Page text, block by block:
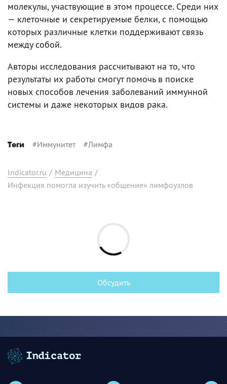
молекулы, участвующие в этом процессе. Среди них
— клеточные и секретируемые белки, с помощью
которых различные клетки поддерживают связь
между собой.
Авторы исследования рассчитывают на то, что
результаты их работы смогут помочь в поиске
новых способов лечения заболеваний иммунной
системы и даже некоторых видов рака.
Теги #Иммунитет#Лимфа
Indicator.ru / Медицина /
Инфекция помогла изучить «общение» лимфоузлов
Обсудить